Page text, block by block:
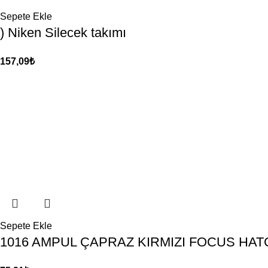
Sepete Ekle
) Niken Silecek takımı
157,09₺
Sepete Ekle
1016 AMPUL ÇAPRAZ KIRMIZI FOCUS